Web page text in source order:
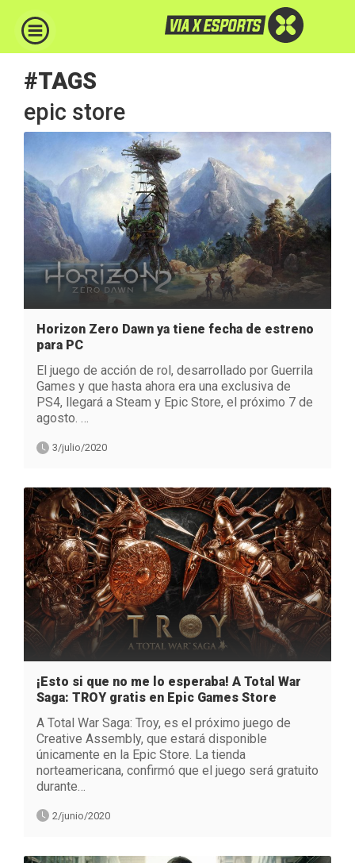
#TAGS
epic store
Horizon Zero Dawn ya tiene fecha de estreno
para PC
El juego de acción de rol, desarrollado por Guerrila
Games y que hasta ahora era una exclusiva de
PS4, llegará a Steam y Epic Store, el próximo 7 de
agosto. …
3/julio/2020
¡Esto si que no me lo esperaba! A Total War
Saga: TROY gratis en Epic Games Store
A Total War Saga: Troy, es el próximo juego de
Creative Assembly, que estará disponible
únicamente en la Epic Store. La tienda
norteamericana, confirmó que el juego será gratuito
durante…
2/junio/2020